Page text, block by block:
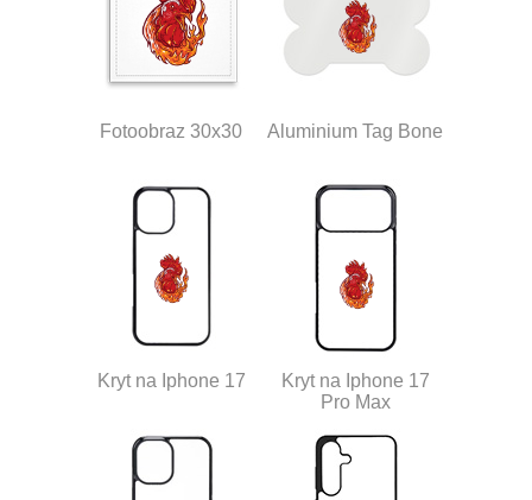
Fotoobraz 30x30 Aluminium Tag Bone
Kryt na Iphone 17
Kryt na Iphone 17
Pro Max